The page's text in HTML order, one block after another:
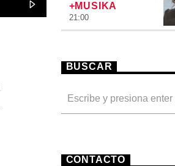
+MUSIKA
21:00
BUSCAR
CONTACTO